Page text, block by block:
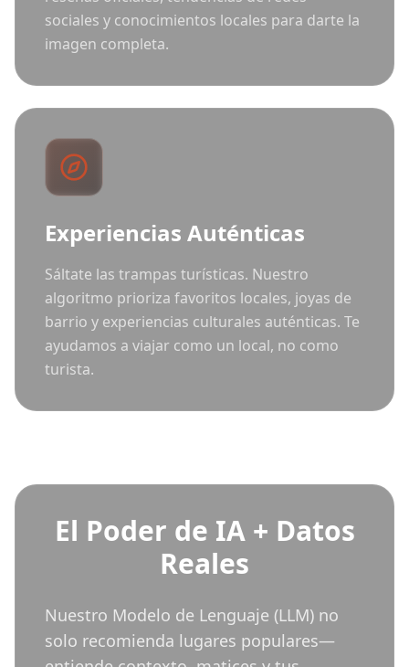
sociales y conocimientos locales para darte la
imagen completa.
Experiencias Auténticas
Sáltate las trampas turísticas. Nuestro
algoritmo prioriza favoritos locales, joyas de
barrio y experiencias culturales auténticas. Te
ayudamos a viajar como un local, no como
turista.
El Poder de IA + Datos
Reales
Nuestro Modelo de Lenguaje (LLM) no
solo recomienda lugares populares—